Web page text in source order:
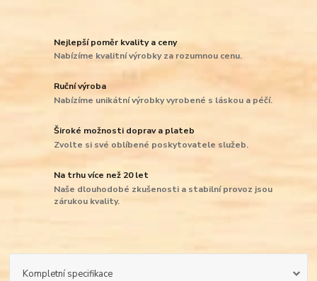
Nejlepší poměr kvality a ceny
Nabízíme kvalitní výrobky za rozumnou cenu.
Ruční výroba
Nabízíme unikátní výrobky vyrobené s láskou a péčí.
Široké možnosti doprav a plateb
Zvolte si své oblíbené poskytovatele služeb.
Na trhu více než 20 let
Naše dlouhodobé zkušenosti a stabilní provoz jsou
zárukou kvality.
Kompletní specifikace